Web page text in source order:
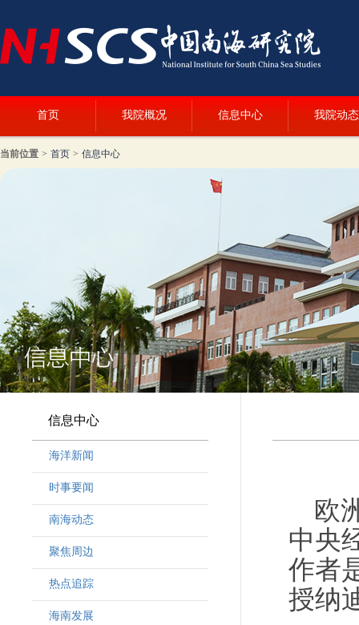
首页 我院概况 信息中心 我院动态
当前位置 > 首页 > 信息中心
信息中心
海洋新闻
时事要闻
南海动态
聚焦周边
热点追踪
海南发展
欧
中央
作者
授纳